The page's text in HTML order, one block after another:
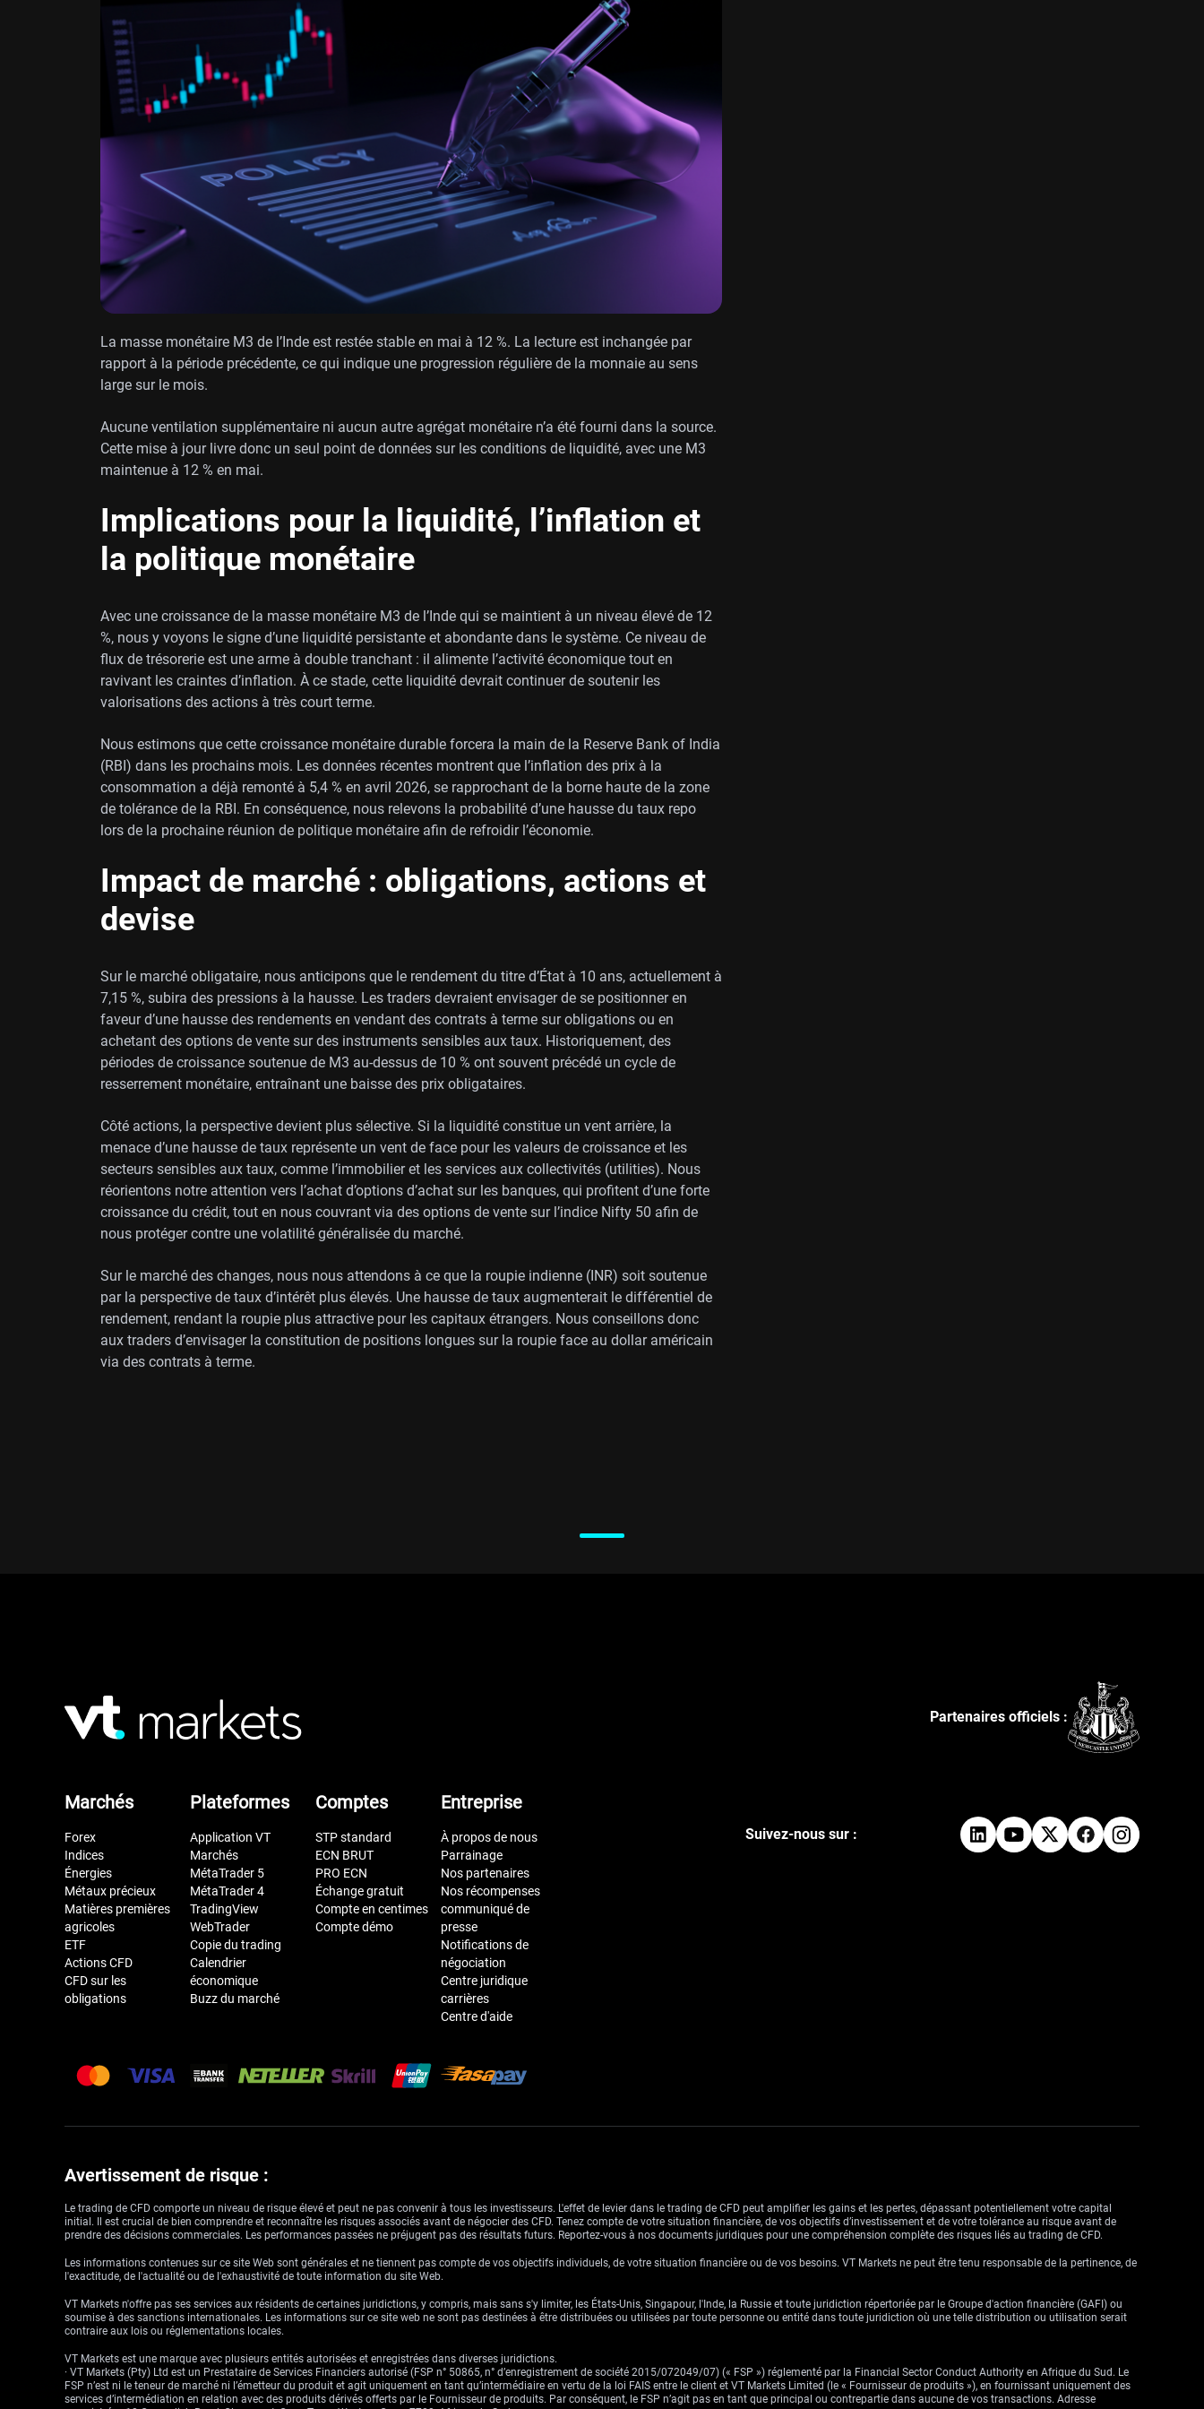
La masse monétaire M3 de l’Inde est restée stable en mai à 12 %. La lecture est inchangée par
rapport à la période précédente, ce qui indique une progression régulière de la monnaie au sens
large sur le mois.
Aucune ventilation supplémentaire ni aucun autre agrégat monétaire n’a été fourni dans la source.
Cette mise à jour livre donc un seul point de données sur les conditions de liquidité, avec une M3
maintenue à 12 % en mai.
Implications pour la liquidité, l’inflation et
la politique monétaire
Avec une croissance de la masse monétaire M3 de l’Inde qui se maintient à un niveau élevé de 12
%, nous y voyons le signe d’une liquidité persistante et abondante dans le système. Ce niveau de
flux de trésorerie est une arme à double tranchant : il alimente l’activité économique tout en
ravivant les craintes d’inflation. À ce stade, cette liquidité devrait continuer de soutenir les
valorisations des actions à très court terme.
Nous estimons que cette croissance monétaire durable forcera la main de la Reserve Bank of India
(RBI) dans les prochains mois. Les données récentes montrent que l’inflation des prix à la
consommation a déjà remonté à 5,4 % en avril 2026, se rapprochant de la borne haute de la zone
de tolérance de la RBI. En conséquence, nous relevons la probabilité d’une hausse du taux repo
lors de la prochaine réunion de politique monétaire afin de refroidir l’économie.
Impact de marché : obligations, actions et
devise
Sur le marché obligataire, nous anticipons que le rendement du titre d’État à 10 ans, actuellement à
7,15 %, subira des pressions à la hausse. Les traders devraient envisager de se positionner en
faveur d’une hausse des rendements en vendant des contrats à terme sur obligations ou en
achetant des options de vente sur des instruments sensibles aux taux. Historiquement, des
périodes de croissance soutenue de M3 au-dessus de 10 % ont souvent précédé un cycle de
resserrement monétaire, entraînant une baisse des prix obligataires.
Côté actions, la perspective devient plus sélective. Si la liquidité constitue un vent arrière, la
menace d’une hausse de taux représente un vent de face pour les valeurs de croissance et les
secteurs sensibles aux taux, comme l’immobilier et les services aux collectivités (utilities). Nous
réorientons notre attention vers l’achat d’options d’achat sur les banques, qui profitent d’une forte
croissance du crédit, tout en nous couvrant via des options de vente sur l’indice Nifty 50 afin de
nous protéger contre une volatilité généralisée du marché.
Sur le marché des changes, nous nous attendons à ce que la roupie indienne (INR) soit soutenue
par la perspective de taux d’intérêt plus élevés. Une hausse de taux augmenterait le différentiel de
rendement, rendant la roupie plus attractive pour les capitaux étrangers. Nous conseillons donc
aux traders d’envisager la constitution de positions longues sur la roupie face au dollar américain
via des contrats à terme.
Partenaires officiels :
Marchés
Forex
Indices
Énergies
Métaux précieux
Matières premières
agricoles
ETF
Actions CFD
CFD sur les
obligations
Plateformes
Application VT
Marchés
MétaTrader 5
MétaTrader 4
TradingView
WebTrader
Copie du trading
Calendrier
économique
Buzz du marché
Comptes
STP standard
ECN BRUT
PRO ECN
Échange gratuit
Compte en centimes
Compte démo
Entreprise
À propos de nous
Parrainage
Nos partenaires
Nos récompenses
communiqué de
presse
Notifications de
négociation
Centre juridique
carrières
Centre d'aide
Suivez-nous sur :
Avertissement de risque :
Le trading de CFD comporte un niveau de risque élevé et peut ne pas convenir à tous les investisseurs. L'effet de levier dans le trading de CFD peut amplifier les gains et les pertes, dépassant potentiellement votre capital
initial. Il est crucial de bien comprendre et reconnaître les risques associés avant de négocier des CFD. Tenez compte de votre situation financière, de vos objectifs d’investissement et de votre tolérance au risque avant de
prendre des décisions commerciales. Les performances passées ne préjugent pas des résultats futurs. Reportez-vous à nos documents juridiques pour une compréhension complète des risques liés au trading de CFD.
Les informations contenues sur ce site Web sont générales et ne tiennent pas compte de vos objectifs individuels, de votre situation financière ou de vos besoins. VT Markets ne peut être tenu responsable de la pertinence, de
l'exactitude, de l'actualité ou de l'exhaustivité de toute information du site Web.
VT Markets n'offre pas ses services aux résidents de certaines juridictions, y compris, mais sans s'y limiter, les États-Unis, Singapour, l'Inde, la Russie et toute juridiction répertoriée par le Groupe d'action financière (GAFI) ou
soumise à des sanctions internationales. Les informations sur ce site web ne sont pas destinées à être distribuées ou utilisées par toute personne ou entité dans toute juridiction où une telle distribution ou utilisation serait
contraire aux lois ou réglementations locales.
VT Markets est une marque avec plusieurs entités autorisées et enregistrées dans diverses juridictions.
· VT Markets (Pty) Ltd est un Prestataire de Services Financiers autorisé (FSP n° 50865, n° d’enregistrement de société 2015/072049/07) (« FSP ») réglementé par la Financial Sector Conduct Authority en Afrique du Sud. Le
FSP n’est ni le teneur de marché ni l’émetteur du produit et agit uniquement en tant qu’intermédiaire en vertu de la loi FAIS entre le client et VT Markets Limited (le « Fournisseur de produits »), en fournissant uniquement des
services d’intermédiation en relation avec des produits dérivés offerts par le Fournisseur de produits. Par conséquent, le FSP n’agit pas en tant que principal ou contrepartie dans aucune de vos transactions. Adresse